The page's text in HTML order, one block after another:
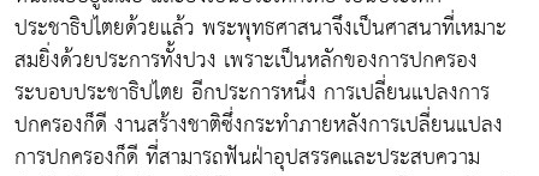
ประชาธิปไตยด้วยแล้ว พระพุทธศาสนาจึงเป็นศาสนาที่เหมาะ
สมยิ่งด้วยประการทั้งปวง เพราะเป็นหลักของการปกครอง
ระบอบประชาธิปไตย อีกประการหนึ่ง การเปลี่ยนแปลงการ
ปกครองก็ดี งานสร้างชาติซึ่งกระทำภายหลังการเปลี่ยนแปลง
การปกครองก็ดี ที่สามารถฟันฝ่าอุปสรรคและประสบความ